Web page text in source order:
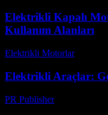
Elektrikli Kapalı
Kullanım Alanları
Elektrikli Motorlar-
Elektrikli Araçlar:
PR Publisher-